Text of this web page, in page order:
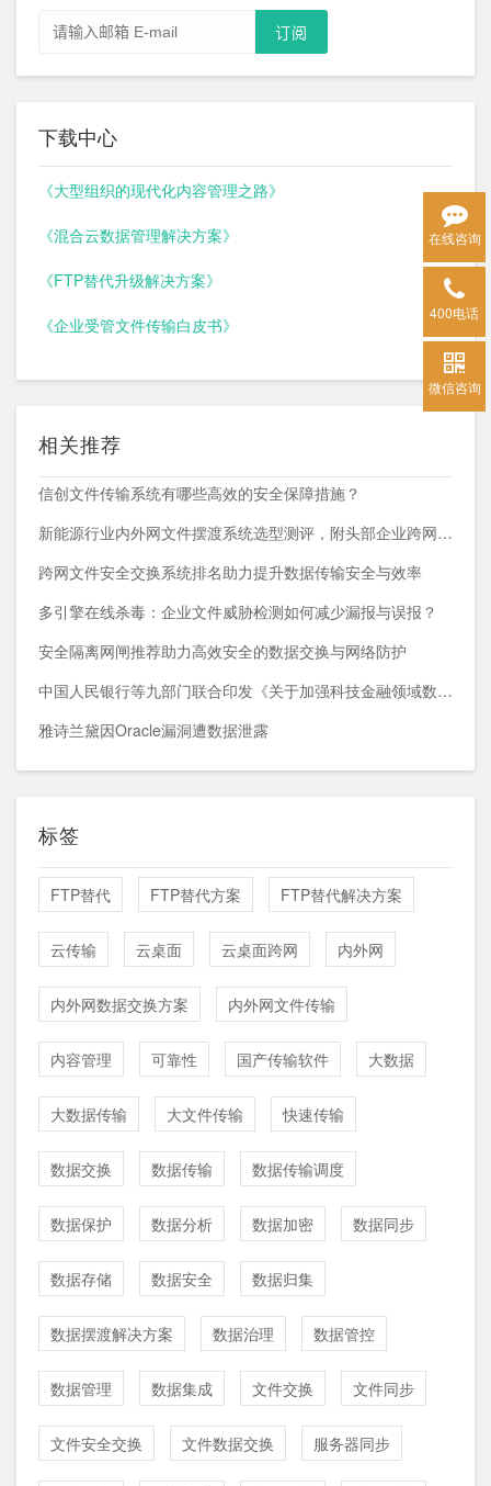
下载中心
《大型组织的现代化内容管理之路》
《混合云数据管理解决方案》
《FTP替代升级解决方案》
《企业受管文件传输白皮书》
相关推荐
信创文件传输系统有哪些高效的安全保障措施？
新能源行业内外网文件摆渡系统选型测评，附头部企业跨网部署案例
跨网文件安全交换系统排名助力提升数据传输安全与效率
多引擎在线杀毒：企业文件威胁检测如何减少漏报与误报？
安全隔离网闸推荐助力高效安全的数据交换与网络防护
中国人民银行等九部门联合印发《关于加强科技金融领域数据开发利用的通知》
雅诗兰黛因Oracle漏洞遭数据泄露
标签
FTP替代 FTP替代方案 FTP替代解决方案
云传输 云桌面 云桌面跨网 内外网
内外网数据交换方案 内外网文件传输
内容管理 可靠性 国产传输软件 大数据
大数据传输 大文件传输 快速传输
数据交换 数据传输 数据传输调度
数据保护 数据分析 数据加密 数据同步
数据存储 数据安全 数据归集
数据摆渡解决方案 数据治理 数据管控
数据管理 数据集成 文件交换 文件同步
文件安全交换 文件数据交换 服务器同步
在线咨询
400电话
微信咨询